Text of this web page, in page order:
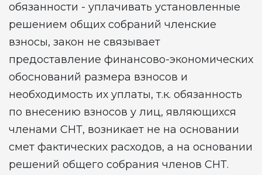
обязанности - уплачивать установленные
решением общих собраний членские
взносы, закон не связывает
предоставление финансово-экономических
обоснований размера взносов и
необходимость их уплаты, т.к. обязанность
по внесению взносов у лиц, являющихся
членами СНТ, возникает не на основании
смет фактических расходов, а на основании
решений общего собрания членов СНТ.